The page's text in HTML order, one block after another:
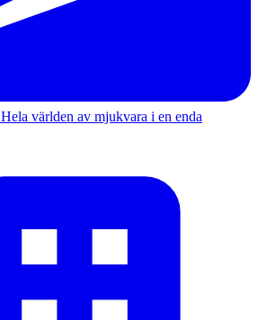
Hela världen av mjukvara i en enda